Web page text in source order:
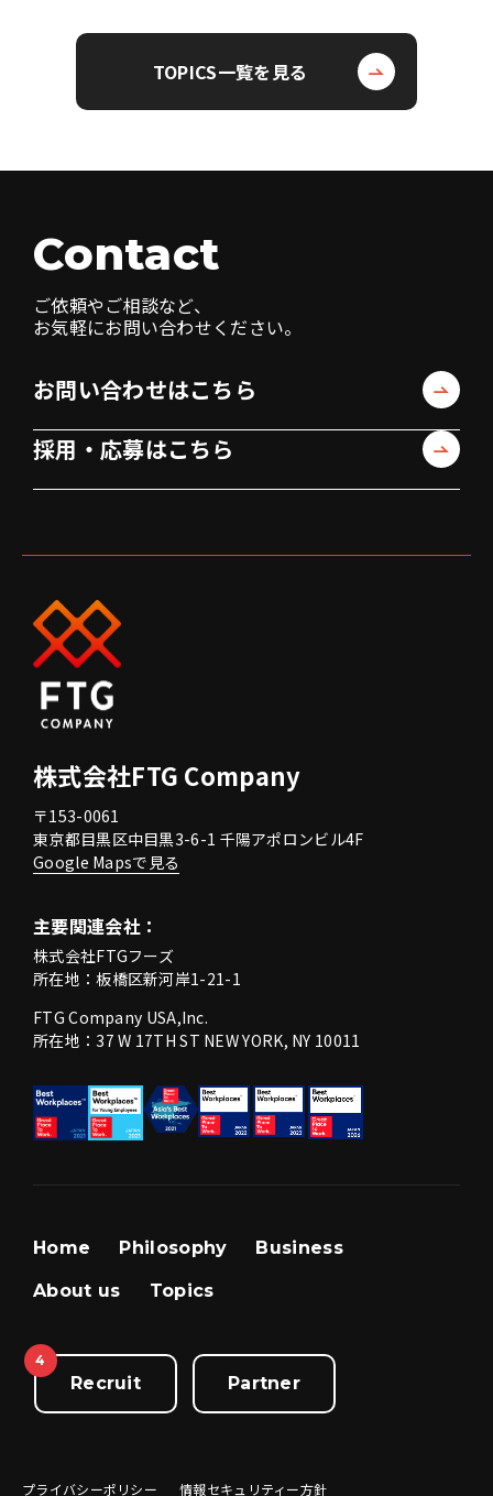
TOPICS一覧を見る
Contact
ご依頼やご相談など、
お気軽にお問い合わせください。
お問い合わせはこちら
採用・応募はこちら
株式会社FTG Company
〒153-0061
東京都目黒区中目黒3-6-1 千陽アポロンビル4F
Google Mapsで見る
主要関連会社：
株式会社FTGフーズ
所在地：板橋区新河岸1-21-1
FTG Company USA,Inc.
所在地：37 W 17TH ST NEW YORK, NY 10011
Home Philosophy Business
About us Topics
4
Recruit Partner
プライバシーポリシー 情報セキュリティー方針